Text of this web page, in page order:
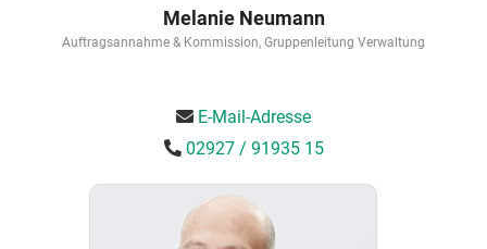
Melanie Neumann
Auftragsannahme & Kommission, Gruppenleitung Verwaltung
E-Mail-Adresse
02927 / 91935 15